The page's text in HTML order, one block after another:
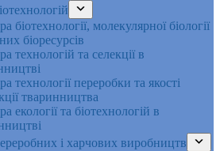
біотехнології, молекулярної біології
біоресурсів
технологій та селекції в
технології переробки та якості
тваринництва
екології та біотехнологій в
і харчових виробництв